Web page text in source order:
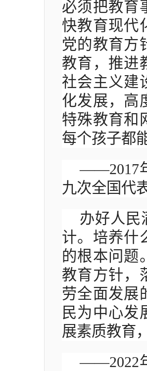
必须把教育
快教育现代
党的教育方
教育，推进
社会主义建
化发展，高
特殊教育和
每个孩子都
——2017
九次全国代
办好人民
计。培养什
的根本问题
教育方针，
劳全面发展
民为中心发
展素质教育
——2022